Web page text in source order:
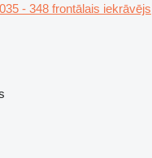
- 348 frontālais iekrāvējs